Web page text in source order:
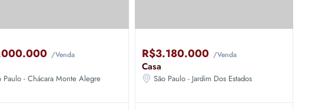
/Venda
Paulo - Chácara Monte Alegre
R$3.180.000 /Venda
Casa
São Paulo - Jardim Dos Estados